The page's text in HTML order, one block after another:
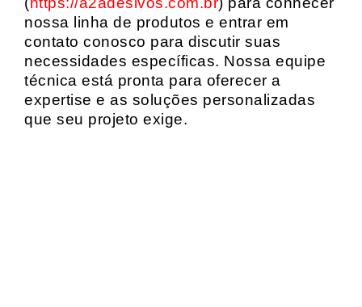
nossa linha de produtos e entrar em
contato conosco para discutir suas
necessidades específicas. Nossa equipe
técnica está pronta para oferecer a
expertise e as soluções personalizadas
que seu projeto exige.